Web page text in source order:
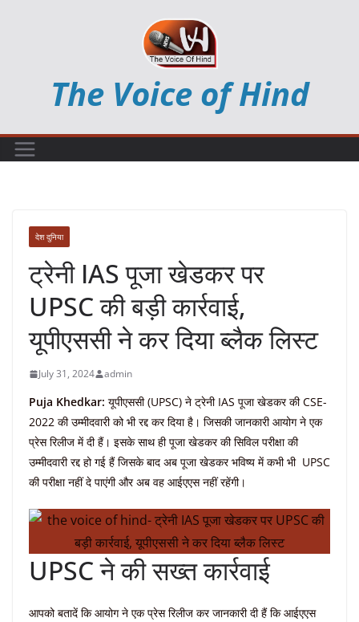
The Voice of Hind
देश दुनिया
ट्रेनी IAS पूजा खेडकर पर
UPSC की बड़ी कार्रवाई,
यूपीएससी ने कर दिया ब्लैक लिस्ट
July 31, 2024 admin
Puja Khedkar: यूपीएससी (UPSC) ने ट्रेनी IAS पूजा खेडकर की CSE-
2022 की उम्मीदवारी को भी रद्द कर दिया है। जिसकी जानकारी आयोग ने एक
प्रेस रिलीज में दी हैं। इसके साथ ही पूजा खेडकर की सिविल परीक्षा की
उम्मीदवारी रद्द हो गई हैं जिसके बाद अब पूजा खेडकर भविष्य में कभी भी UPSC
की परीक्षा नहीं दे पाएंगी और अब वह आईएएस नहीं रहेंगी।
UPSC ने की सख्त कार्रवाई
आपको बतादें कि आयोग ने एक प्रेस रिलीज कर जानकारी दी हैं कि आईएएस